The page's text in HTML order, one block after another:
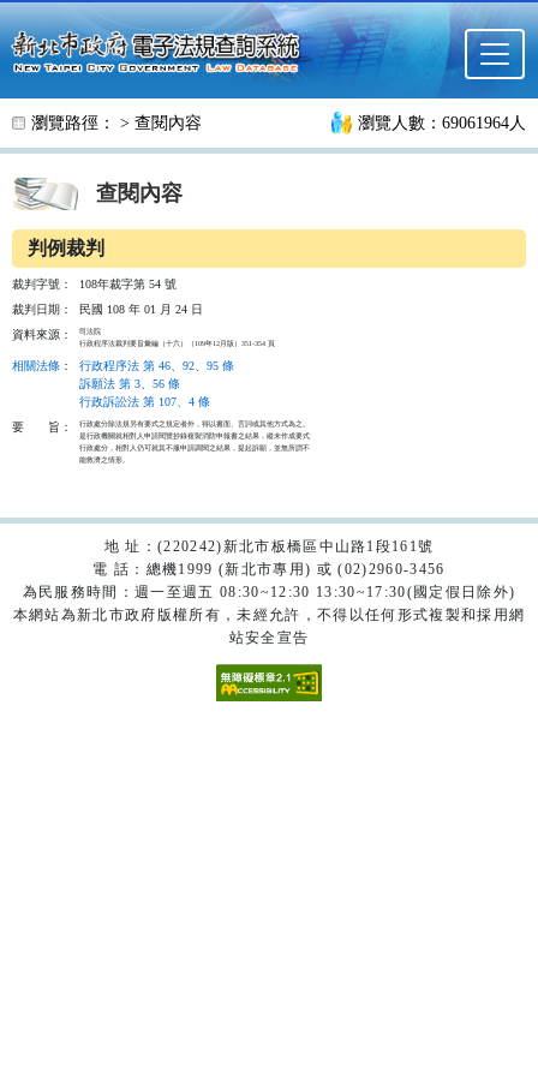
跳至主要內容
瀏覽路徑： > 查閱內容 瀏覽人數：69061964人
查閱內容
判例裁判
裁判字號：
108年裁字第 54 號
裁判日期：
民國 108 年 01 月 24 日
資料來源：
司法院
行政程序法裁判要旨彙編（十六）（109年12月版）351-354 頁
相關法條 ：
行政程序法 第 46、92、95 條
訴願法 第 3、56 條
行政訴訟法 第 107、4 條
要
旨：
行政處分除法規另有要式之規定者外，得以書面、言詞或其他方式為之。
是行政機關就相對人申請閱覽抄錄複製消防申報書之結果，縱未作成要式
行政處分，相對人仍可就其不服申請調閱之結果，提起訴願，並無所謂不
能救濟之情形。
地 址：(220242)新北市板橋區中山路1段161號
電 話：總機1999 (新北市專用) 或 (02)2960-3456
為民服務時間：週一至週五 08:30~12:30 13:30~17:30(國定假日除外)
本網站為新北市政府版權所有，未經允許，不得以任何形式複製和採用網
站安全宣告